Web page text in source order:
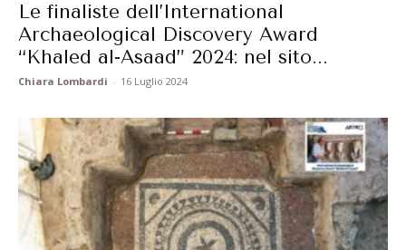
Le finaliste dell’International
Archaeological Discovery Award
“Khaled al-Asaad” 2024: nel sito...
Chiara Lombardi - 16 Luglio 2024